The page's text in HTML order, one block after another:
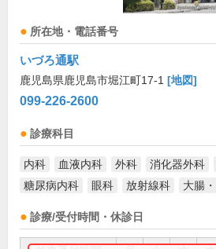
所在地・電話番号
いづろ通駅
鹿児島県鹿児島市堀江町17-1 [地図]
099-226-2600
診療科目
内科 血液内科 外科 消化器外科
糖尿病内科
眼科 放射線科 大腸
診療/受付時間・休診日